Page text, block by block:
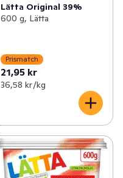
Lätta Original 39%
600 g, Lätta
Prismatch
21,95 kr
36,58 kr /kg